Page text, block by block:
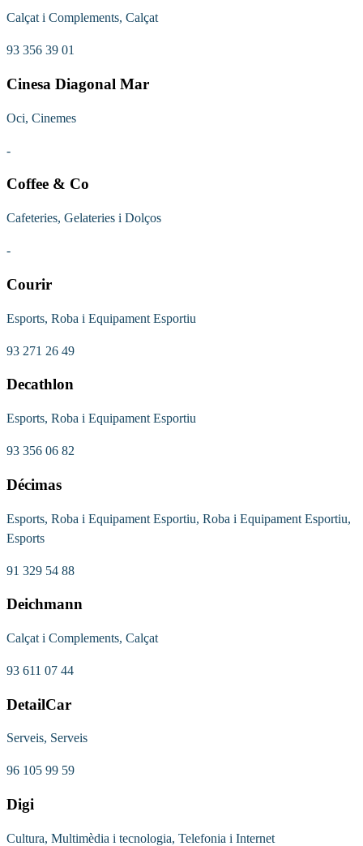
Calçat i Complements, Calçat
93 356 39 01
Cinesa Diagonal Mar
Oci, Cinemes
-
Coffee & Co
Cafeteries, Gelateries i Dolços
-
Courir
Esports, Roba i Equipament Esportiu
93 271 26 49
Decathlon
Esports, Roba i Equipament Esportiu
93 356 06 82
Décimas
Esports, Roba i Equipament Esportiu, Roba i Equipament Esportiu,
Esports
91 329 54 88
Deichmann
Calçat i Complements, Calçat
93 611 07 44
DetailCar
Serveis, Serveis
96 105 99 59
Digi
Cultura, Multimèdia i tecnologia, Telefonia i Internet